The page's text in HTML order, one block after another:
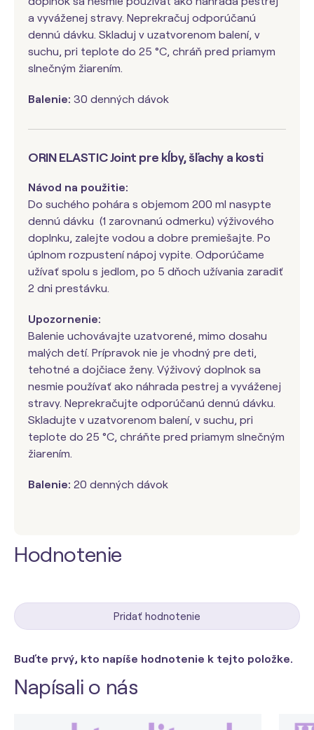
a vyváženej stravy. Neprekračuj odporúčanú
dennú dávku. Skladuj v uzatvorenom balení, v
suchu, pri teplote do 25 °C, chráň pred priamym
slnečným žiarením.
Balenie: 30 denných dávok
ORIN ELASTIC Joint pre kĺby, šľachy a kosti
Návod na použitie:
Do suchého pohára s objemom 200 ml nasypte
dennú dávku (1 zarovnanú odmerku) výživového
doplnku, zalejte vodou a dobre premiešajte. Po
úplnom rozpustení nápoj vypite. Odporúčame
užívať spolu s jedlom, po 5 dňoch užívania zaradiť
2 dni prestávku.
Upozornenie:
Balenie uchovávajte uzatvorené, mimo dosahu
malých detí. Prípravok nie je vhodný pre deti,
tehotné a dojčiace ženy. Výživový doplnok sa
nesmie používať ako náhrada pestrej a vyváženej
stravy. Neprekračujte odporúčanú dennú dávku.
Skladujte v uzatvorenom balení, v suchu, pri
teplote do 25 °C, chráňte pred priamym slnečným
žiarením.
Balenie: 20 denných dávok
Hodnotenie
Pridať hodnotenie
Buďte prvý, kto napíše hodnotenie k tejto položke.
Napísali o nás